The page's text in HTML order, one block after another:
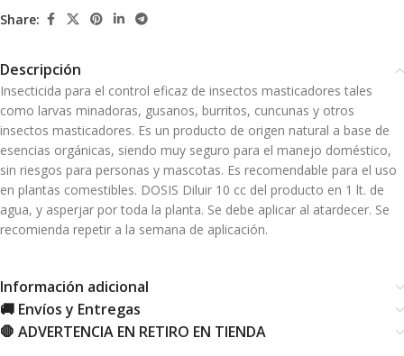
Share:
Descripción
Insecticida para el control eficaz de insectos masticadores tales
como larvas minadoras, gusanos, burritos, cuncunas y otros
insectos masticadores. Es un producto de origen natural a base de
esencias orgánicas, siendo muy seguro para el manejo doméstico,
sin riesgos para personas y mascotas. Es recomendable para el uso
en plantas comestibles. DOSIS Diluir 10 cc del producto en 1 lt. de
agua, y asperjar por toda la planta. Se debe aplicar al atardecer. Se
recomienda repetir a la semana de aplicación.
Información adicional
🚚 Envíos y Entregas
🛑 ADVERTENCIA EN RETIRO EN TIENDA